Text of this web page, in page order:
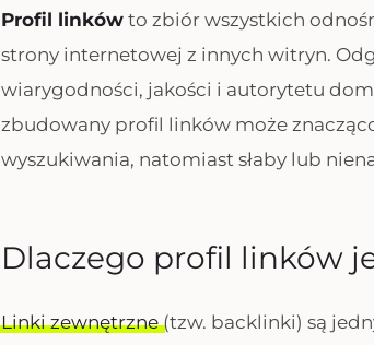
Profil linków to zbiór wszystkich
strony internetowej z innych witryn.
wiarygodności, jakości i autorytetu
zbudowany profil linków może
wyszukiwania, natomiast słaby lub
Dlaczego profil linków
Linki zewnętrzne(tzw. backlinki) są